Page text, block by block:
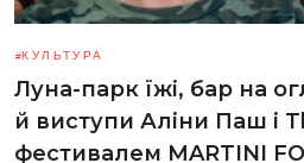
КУЛЬТУРА
Луна-парк їжі, бар на
й виступи Аліни Паш і
фестивалем MARTINI